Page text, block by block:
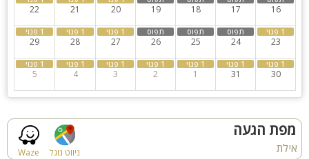
16
17
18
19
20
21
22
23
24
25
26
27
28
29
30
31
1
2
3
4
5
Waze ניווט גוגל
מפת הגעה
אילת